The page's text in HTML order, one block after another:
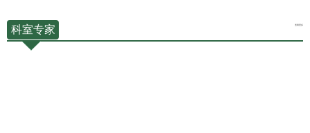
科室专家 查看更多